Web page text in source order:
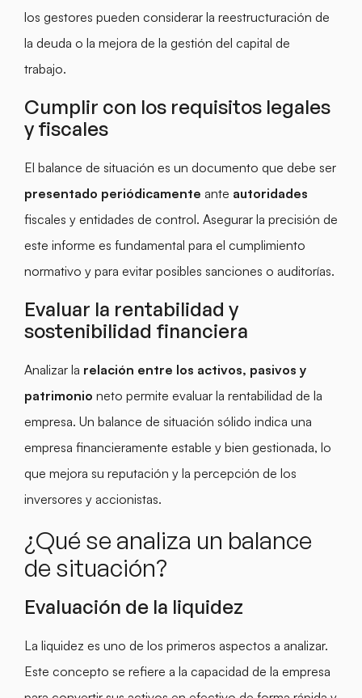
los gestores pueden considerar la reestructuración de
la deuda o la mejora de la gestión del capital de
trabajo.
Cumplir con los requisitos legales
y fiscales
El balance de situación es un documento que debe ser
presentado periódicamente ante autoridades
fiscales y entidades de control. Asegurar la precisión de
este informe es fundamental para el cumplimiento
normativo y para evitar posibles sanciones o auditorías.
Evaluar la rentabilidad y
sostenibilidad financiera
Analizar la relación entre los activos, pasivos y
patrimonio neto permite evaluar la rentabilidad de la
empresa. Un balance de situación sólido indica una
empresa financieramente estable y bien gestionada, lo
que mejora su reputación y la percepción de los
inversores y accionistas.
¿Qué se analiza un balance
de situación?
Evaluación de la liquidez
La liquidez es uno de los primeros aspectos a analizar.
Este concepto se refiere a la capacidad de la empresa